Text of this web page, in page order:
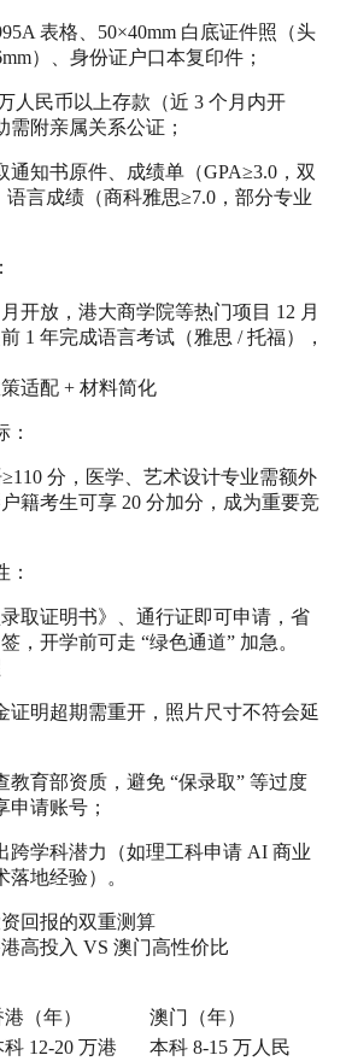
表格、50×40mm 白底证件照（头
）、身份证户口本复印件；
人民币以上存款（近 3 个月内开
需附亲属关系公证；
通知书原件、成绩单（GPA≥3.0，双
语言成绩（商科雅思≥7.0，部分专业
：
开放，港大商学院等热门项目 12 月
1 年完成语言考试（雅思 / 托福），
适配 + 材料简化
：
分，医学、艺术设计专业需额外
籍考生可享 20 分加分，成为重要竞
：
取证明书》、通行证即可申请，省
，开学前可走 “绿色通道” 加急。
证明超期需重开，照片尺寸不符会延
教育部资质，避免 “保录取” 等过度
申请账号；
跨学科潜力（如理工科申请 AI 商业
地经验）。
回报的双重测算
高投入 VS 澳门高性价比
（年） 澳门（年）
科 12-20 万港
本科 8-15 万人民